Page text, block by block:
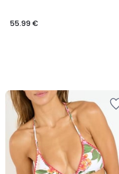
55.99 €